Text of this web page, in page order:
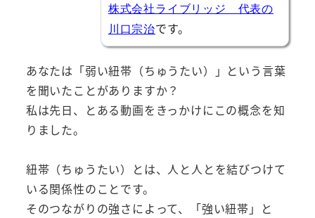
株式会社ライブリッジ 代表の
川口宗治です。
あなたは「弱い紐帯（ちゅうたい）」という言葉
を聞いたことがありますか？
私は先日、とある動画をきっかけにこの概念を知
りました。
紐帯（ちゅうたい）とは、人と人とを結びつけて
いる関係性のことです。
そのつながりの強さによって、「強い紐帯」と